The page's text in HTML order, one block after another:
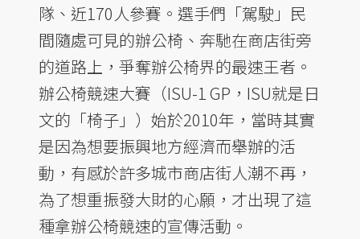
隊、近170人參賽。選手們「駕駛」民
間隨處可見的辦公椅、奔馳在商店街旁
的道路上，爭奪辦公椅界的最速王者。
辦公椅競速大賽（ISU-1 GP，ISU就是日
文的「椅子」）始於2010年，當時其實
是因為想要振興地方經濟而舉辦的活
動，有感於許多城市商店街人潮不再，
為了想重振發大財的心願，才出現了這
種拿辦公椅競速的宣傳活動。